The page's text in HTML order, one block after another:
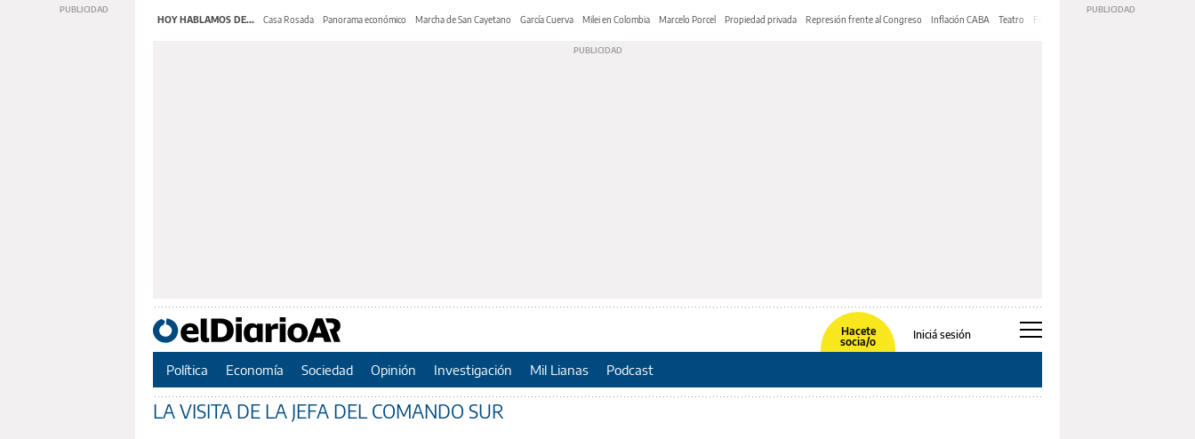
HOY HABLAMOS DE... Casa Rosada Panorama económico Marcha de San Cayetano García Cuerva Milei en Colombia Marcelo Porcel Propiedad privada Represión frente al Congreso Inflación CABA Teatro Feria de Editores
Hacete
socia/o
Iniciá sesión
Política Economía Sociedad Opinión Investigación Mil Lianas Podcast
LA VISITA DE LA JEFA DEL COMANDO SUR